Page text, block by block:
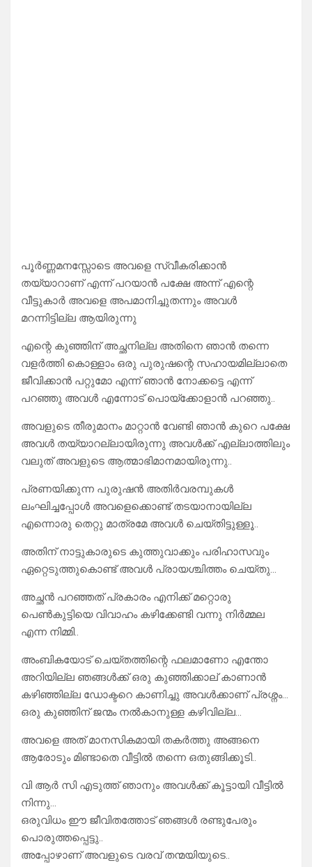
പൂർണ്ണമനസ്സോടെ അവളെ സ്വീകരിക്കാൻ
തയ്യാറാണ് എന്ന് പറയാൻ പക്ഷേ അന്ന് എന്റെ
വീട്ടുകാർ അവളെ അപമാനിച്ചുതന്നും അവൾ
മറന്നിട്ടില്ല ആയിരുന്നു
എന്റെ കുഞ്ഞിന് അച്ഛനില്ല അതിനെ ഞാൻ തന്നെ
വളർത്തി കൊള്ളാം ഒരു പുരുഷന്റെ സഹായമില്ലാതെ
ജീവിക്കാൻ പറ്റുമോ എന്ന് ഞാൻ നോക്കട്ടെ എന്ന്
പറഞ്ഞു അവൾ എന്നോട് പൊയ്ക്കോളാൻ പറഞ്ഞു..
അവളുടെ തീരുമാനം മാറ്റാൻ വേണ്ടി ഞാൻ കുറെ പക്ഷേ
അവൾ തയ്യാറല്ലായിരുന്നു അവൾക്ക് എല്ലാത്തിലും
വലുത് അവളുടെ ആത്മാഭിമാനമായിരുന്നു..
പ്രണയിക്കുന്ന പുരുഷന്‍ അതിർവരമ്പുകൾ
ലംഘിച്ചപ്പോൾ അവളെക്കൊണ്ട് തടയാനായില്ല
എന്നൊരു തെറ്റു മാത്രമേ അവൾ ചെയ്തിട്ടുള്ളൂ..
അതിന് നാട്ടുകാരുടെ കുത്തുവാക്കും പരിഹാസവും
ഏറ്റെടുത്തുകൊണ്ട് അവൾ പ്രായശ്ചിത്തം ചെയ്തു…
അച്ഛൻ പറഞ്ഞത് പ്രകാരം എനിക്ക് മറ്റൊരു
പെൺകുട്ടിയെ വിവാഹം കഴിക്കേണ്ടി വന്നു നിർമ്മല
എന്ന നിമ്മി..
അംബികയോട് ചെയ്തത്തിന്റെ ഫലമാണോ എന്തോ
അറിയില്ല ഞങ്ങൾക്ക് ഒരു കുഞ്ഞിക്കാല് കാണാൻ
കഴിഞ്ഞില്ല ഡോക്ടറെ കാണിച്ചു അവൾക്കാണ് പ്രശ്നം…
ഒരു കുഞ്ഞിന് ജന്മം നൽകാനുള്ള കഴിവില്ല…
അവളെ അത് മാനസികമായി തകർത്തു അങ്ങനെ
ആരോടും മിണ്ടാതെ വീട്ടിൽ തന്നെ ഒതുങ്ങിക്കൂടി..
വി ആർ സി എടുത്ത് ഞാനും അവൾക്ക് കൂട്ടായി വീട്ടിൽ
നിന്നു…
ഒരുവിധം ഈ ജീവിതത്തോട് ഞങ്ങൾ രണ്ടുപേരും
പൊരുത്തപ്പെട്ടു..
അപ്പോഴാണ് അവളുടെ വരവ് തന്മയിയുടെ..